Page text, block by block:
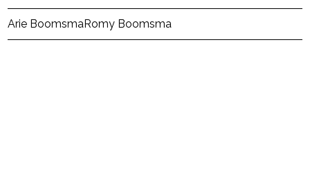
Arie BoomsmaRomy Boomsma